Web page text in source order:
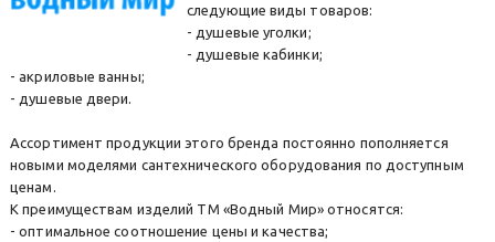
следующие виды товаров:
- душевые уголки;
- душевые кабинки;
- акриловые ванны;
- душевые двери.
Ассортимент продукции этого бренда постоянно пополняется
новыми моделями сантехнического оборудования по доступным
ценам.
К преимуществам изделий ТМ «Водный Мир» относятся:
- оптимальное соотношение цены и качества;